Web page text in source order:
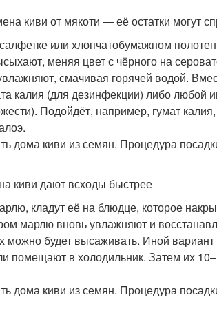
киви от мякоти — её остатки могут
или хлопчатобумажном
меняя цвет с чёрного на
смачивая горячей водой.
калия (для дезинфекции) либо любой
Подойдёт, например, гумат
киви дают всходы быстрее
кладут её на блюдце, которое
марлю вновь увлажняют и
можно будет высаживать. Иной
помещают в холодильник. Затем их